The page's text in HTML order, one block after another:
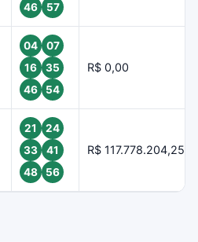
46
57
04
07
16
35
46
54
R$ 0,00
21
24
33
41
48
56
R$ 117.778.204,25